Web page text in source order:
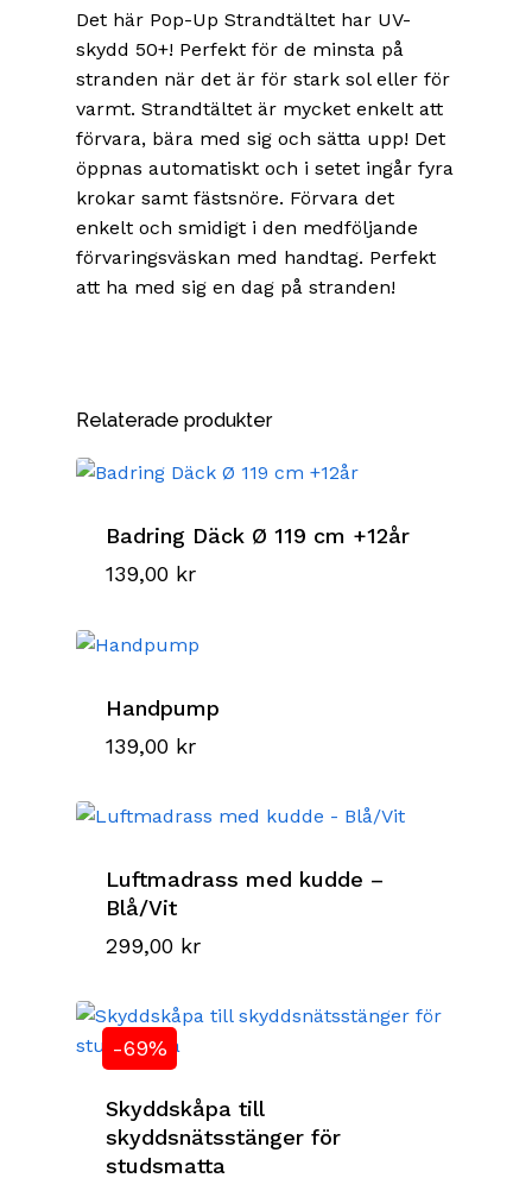
Det här Pop-Up Strandtältet har UV-
skydd 50+! Perfekt för de minsta på
stranden när det är för stark sol eller för
varmt. Strandtältet är mycket enkelt att
förvara, bära med sig och sätta upp! Det
öppnas automatiskt och i setet ingår fyra
krokar samt fästsnöre. Förvara det
enkelt och smidigt i den medföljande
förvaringsväskan med handtag. Perfekt
att ha med sig en dag på stranden!
Relaterade produkter
Badring Däck Ø 119 cm +12år
139,00 kr
Handpump
139,00 kr
Luftmadrass med kudde –
Blå/Vit
299,00 kr
-69%
Skyddskåpa till
skyddsnätsstänger för
studsmatta